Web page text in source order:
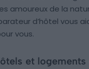
amoureux de la
d’hôtel vous
vous.
et